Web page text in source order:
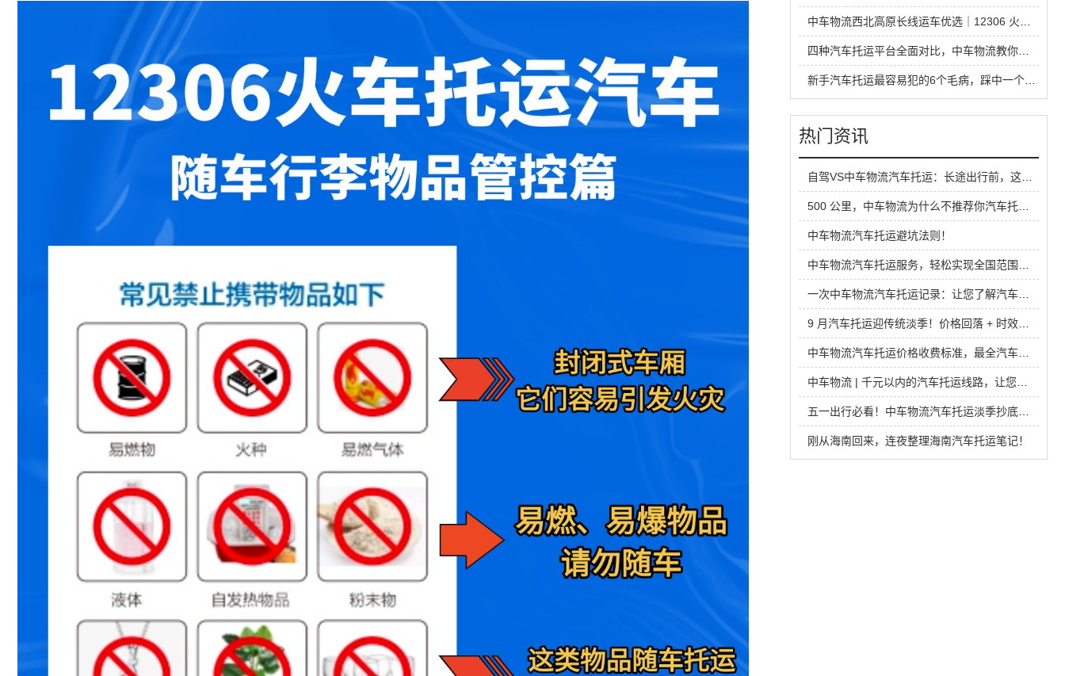
热门资讯
中车物流汽车托运避坑法则！
刚从海南回来，连夜整理海南汽车托运笔记！